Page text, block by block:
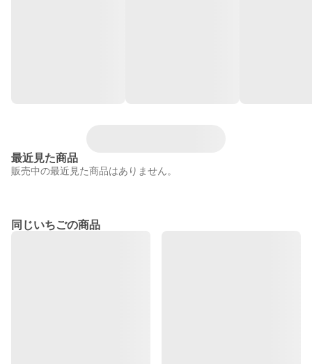
最近見た商品
販売中の最近見た商品はありません。
同じいちごの商品